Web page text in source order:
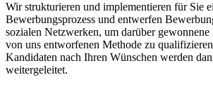
Wir strukturieren und implementieren für Sie
Bewerbungsprozess und entwerfen
sozialen Netzwerken, um darüber gewonnene
von uns entworfenen Methode zu
Kandidaten nach Ihren Wünschen werden
weitergeleitet.